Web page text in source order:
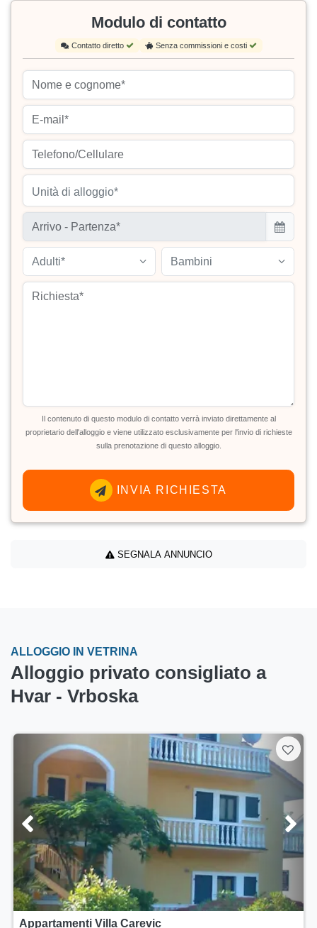
Modulo di contatto
Contatto diretto Senza commissioni e costi
Unità di alloggio*
Adulti* Bambini
Il contenuto di questo modulo di contatto verrà inviato direttamente al
proprietario dell'alloggio e viene utilizzato esclusivamente per l'invio di richieste
sulla prenotazione di questo alloggio.
INVIA RICHIESTA
SEGNALA ANNUNCIO
ALLOGGIO IN VETRINA
Alloggio privato consigliato a
Hvar - Vrboska
Appartamenti Villa Carevic